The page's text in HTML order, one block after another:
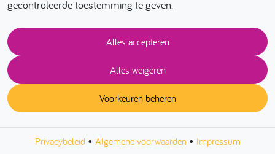
gecontroleerde toestemming te geven.
Alles accepteren
Alles weigeren
Voorkeuren beheren
Privacybeleid • Algemene voorwaarden• Impressum